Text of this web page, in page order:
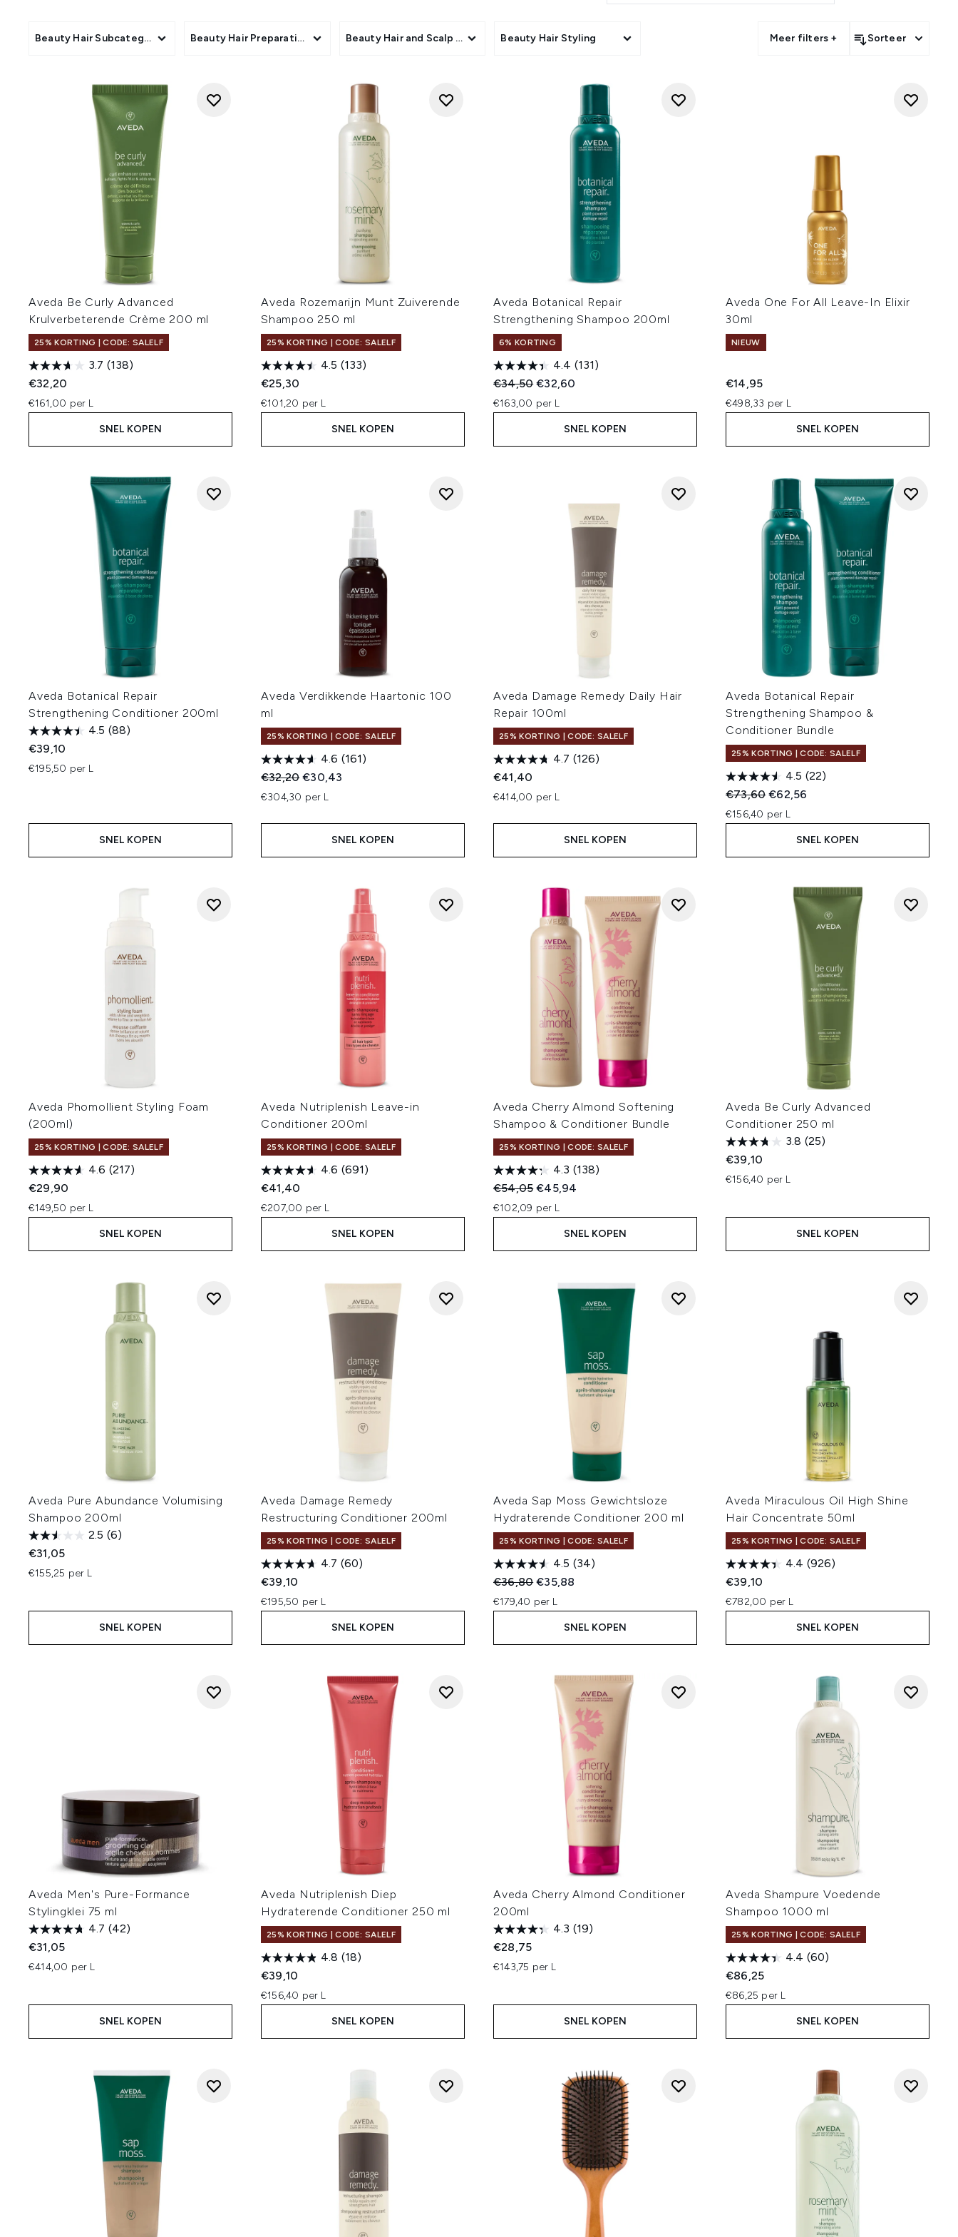
Beauty Hair Subcategory Beauty Hair Preparation ProductsBeauty Hair and Scalp TreatmentsBeauty Hair Styling Meer filters + Sorteer
Aveda Be Curly Advanced
Krulverbeterende Crème 200 ml
25% KORTING | CODE: SALELF
3.7 (138)
€32,20
€161,00 per L
SNEL KOPEN
Aveda Rozemarijn Munt Zuiverende
Shampoo 250 ml
25% KORTING | CODE: SALELF
4.5 (133)
€25,30
€101,20 per L
SNEL KOPEN
Aveda Botanical Repair
Strengthening Shampoo 200ml
6% KORTING
4.4 (131)
Recommended Retail Price:
€34,50Huidige prijs:
€32,60
€163,00 per L
SNEL KOPEN
Aveda One For All Leave-In Elixir
30ml
NIEUW
€14,95
€498,33 per L
SNEL KOPEN
Aveda Botanical Repair
Strengthening Conditioner 200ml
4.5 (88)
€39,10
€195,50 per L
SNEL KOPEN
Aveda Verdikkende Haartonic 100
ml
25% KORTING | CODE: SALELF
4.6 (161)
Recommended Retail Price:
€32,20Huidige prijs:
€30,43
€304,30 per L
SNEL KOPEN
Aveda Damage Remedy Daily Hair
Repair 100ml
25% KORTING | CODE: SALELF
4.7 (126)
€41,40
€414,00 per L
SNEL KOPEN
Aveda Botanical Repair
Strengthening Shampoo &
Conditioner Bundle
25% KORTING | CODE: SALELF
4.5 (22)
Recommended Retail Price:
€73,60Huidige prijs:
€62,56
€156,40 per L
SNEL KOPEN
Aveda Phomollient Styling Foam
(200ml)
25% KORTING | CODE: SALELF
4.6 (217)
€29,90
€149,50 per L
SNEL KOPEN
Aveda Nutriplenish Leave-in
Conditioner 200ml
25% KORTING | CODE: SALELF
4.6 (691)
€41,40
€207,00 per L
SNEL KOPEN
Aveda Cherry Almond Softening
Shampoo & Conditioner Bundle
25% KORTING | CODE: SALELF
4.3 (138)
Recommended Retail Price:
€54,05Huidige prijs:
€45,94
€102,09 per L
SNEL KOPEN
Aveda Be Curly Advanced
Conditioner 250 ml
3.8 (25)
€39,10
€156,40 per L
SNEL KOPEN
Aveda Pure Abundance Volumising
Shampoo 200ml
2.5 (6)
€31,05
€155,25 per L
SNEL KOPEN
Aveda Damage Remedy
Restructuring Conditioner 200ml
25% KORTING | CODE: SALELF
4.7 (60)
€39,10
€195,50 per L
SNEL KOPEN
Aveda Sap Moss Gewichtsloze
Hydraterende Conditioner 200 ml
25% KORTING | CODE: SALELF
4.5 (34)
Recommended Retail Price:
€36,80Huidige prijs:
€35,88
€179,40 per L
SNEL KOPEN
Aveda Miraculous Oil High Shine
Hair Concentrate 50ml
25% KORTING | CODE: SALELF
4.4 (926)
€39,10
€782,00 per L
SNEL KOPEN
Aveda Men's Pure-Formance
Stylingklei 75 ml
4.7 (42)
€31,05
€414,00 per L
SNEL KOPEN
Aveda Nutriplenish Diep
Hydraterende Conditioner 250 ml
25% KORTING | CODE: SALELF
4.8 (18)
€39,10
€156,40 per L
SNEL KOPEN
Aveda Cherry Almond Conditioner
200ml
4.3 (19)
€28,75
€143,75 per L
SNEL KOPEN
Aveda Shampure Voedende
Shampoo 1000 ml
25% KORTING | CODE: SALELF
4.4 (60)
€86,25
€86,25 per L
SNEL KOPEN